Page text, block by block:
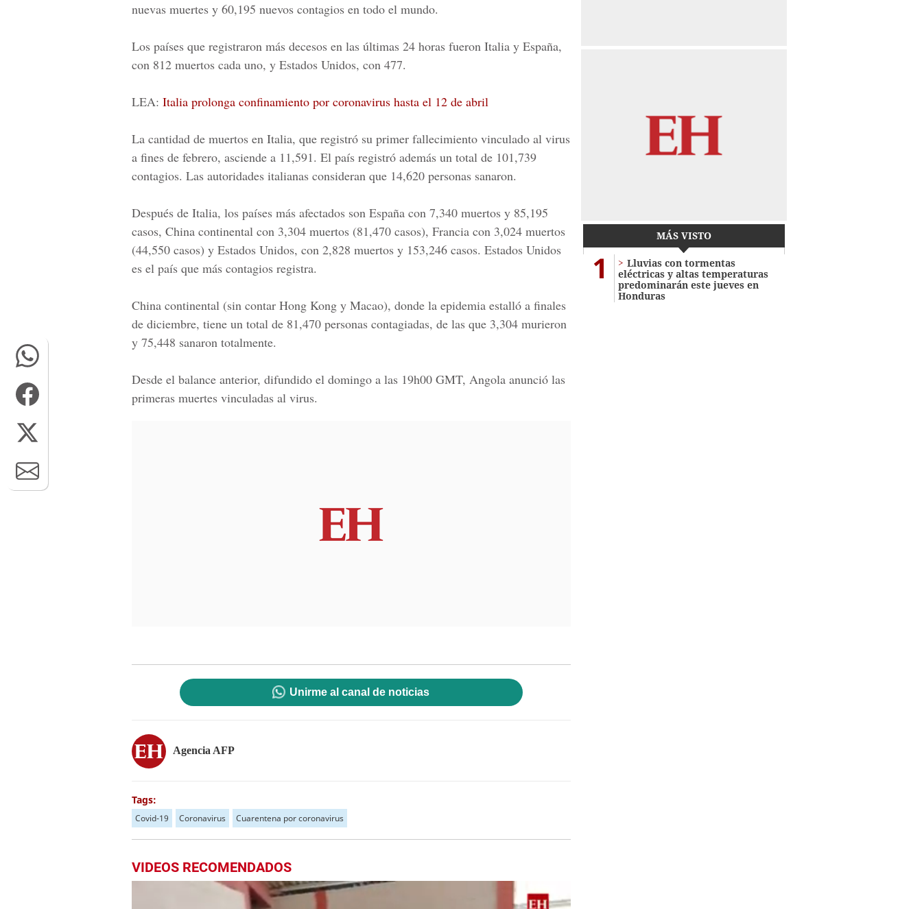
nuevas muertes y 60,195 nuevos contagios en todo el mundo.
Los países que registraron más decesos en las últimas 24 horas fueron Italia y España,
con 812 muertos cada uno, y Estados Unidos, con 477.
LEA: Italia prolonga confinamiento por coronavirus hasta el 12 de abril
La cantidad de muertos en Italia, que registró su primer fallecimiento vinculado al virus
a fines de febrero, asciende a 11,591. El país registró además un total de 101,739
contagios. Las autoridades italianas consideran que 14,620 personas sanaron.
Después de Italia, los países más afectados son España con 7,340 muertos y 85,195
casos, China continental con 3,304 muertos (81,470 casos), Francia con 3,024 muertos
(44,550 casos) y Estados Unidos, con 2,828 muertos y 153,246 casos. Estados Unidos
es el país que más contagios registra.
China continental (sin contar Hong Kong y Macao), donde la epidemia estalló a finales
de diciembre, tiene un total de 81,470 personas contagiadas, de las que 3,304 murieron
y 75,448 sanaron totalmente.
Desde el balance anterior, difundido el domingo a las 19h00 GMT, Angola anunció las
primeras muertes vinculadas al virus.
Unirme al canal de noticias
Agencia AFP
Tags:
Covid-19 Coronavirus Cuarentena por coronavirus
VIDEOS RECOMENDADOS
MÁS VISTO
1
Lluvias con tormentas
eléctricas y altas temperaturas
predominarán este jueves en
Honduras